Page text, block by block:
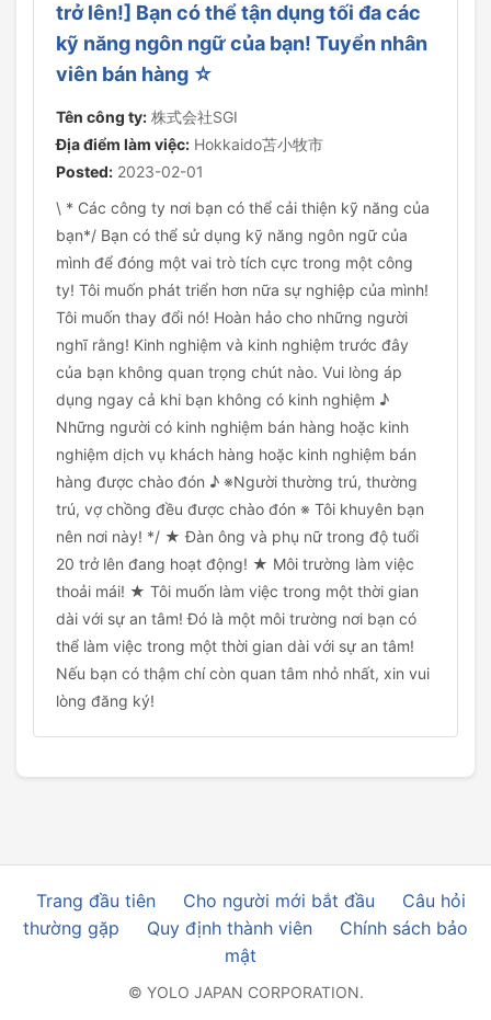
trở lên!] Bạn có thể tận dụng tối đa các
kỹ năng ngôn ngữ của bạn! Tuyển nhân
viên bán hàng ☆
Tên công ty: 株式会社SGI
Địa điểm làm việc: Hokkaido苫小牧市
Posted: 2023-02-01
\ * Các công ty nơi bạn có thể cải thiện kỹ năng của
bạn*/ Bạn có thể sử dụng kỹ năng ngôn ngữ của
mình để đóng một vai trò tích cực trong một công
ty! Tôi muốn phát triển hơn nữa sự nghiệp của mình!
Tôi muốn thay đổi nó! Hoàn hảo cho những người
nghĩ rằng! Kinh nghiệm và kinh nghiệm trước đây
của bạn không quan trọng chút nào. Vui lòng áp
dụng ngay cả khi bạn không có kinh nghiệm ♪
Những người có kinh nghiệm bán hàng hoặc kinh
nghiệm dịch vụ khách hàng hoặc kinh nghiệm bán
hàng được chào đón ♪ ※Người thường trú, thường
trú, vợ chồng đều được chào đón ※ Tôi khuyên bạn
nên nơi này! */ ★ Đàn ông và phụ nữ trong độ tuổi
20 trở lên đang hoạt động! ★ Môi trường làm việc
thoải mái! ★ Tôi muốn làm việc trong một thời gian
dài với sự an tâm! Đó là một môi trường nơi bạn có
thể làm việc trong một thời gian dài với sự an tâm!
Nếu bạn có thậm chí còn quan tâm nhỏ nhất, xin vui
lòng đăng ký!
Trang đầu tiên Cho người mới bắt đầu
Câu hỏi
thường gặp
Quy định thành viên
Chính sách bảo
mật
© YOLO JAPAN CORPORATION.